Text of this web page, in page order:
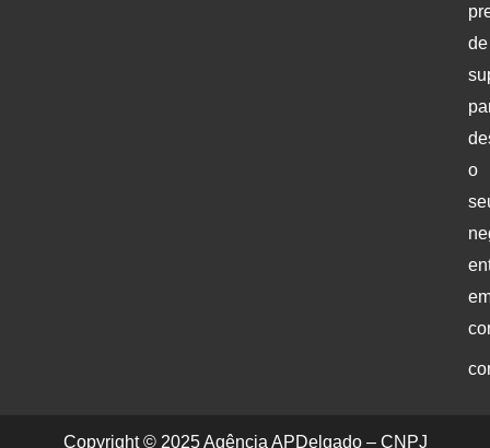
de
o
Copyright © 2025 Agência APDelgado – CNPJ